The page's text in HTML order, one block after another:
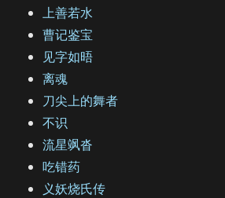
上善若水
曹记鉴宝
见字如晤
离魂
刀尖上的舞者
不识
流星飒沓
吃错药
义妖烧氏传